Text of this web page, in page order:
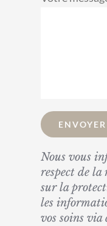
Nous vous
respect de la
sur la
les
vos soins